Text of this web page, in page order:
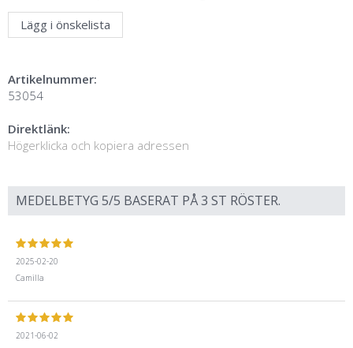
Lägg i önskelista
Artikelnummer:
53054
Direktlänk:
Högerklicka och kopiera adressen
MEDELBETYG 5/5 BASERAT PÅ3 ST RÖSTER.
2025-02-20
Camilla
2021-06-02